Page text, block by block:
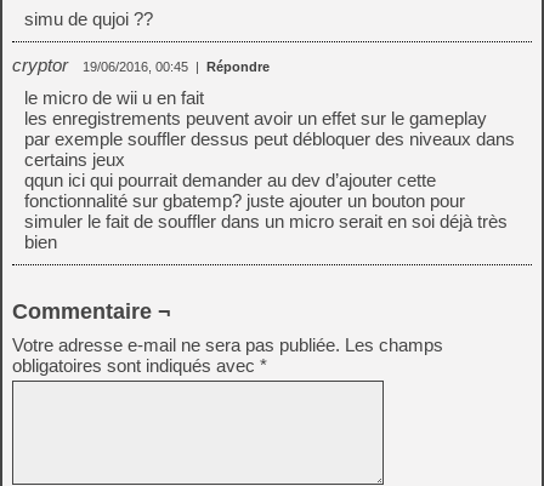
simu de qujoi ??
cryptor 19/06/2016, 00:45 | Répondre
le micro de wii u en fait
les enregistrements peuvent avoir un effet sur le gameplay
par exemple souffler dessus peut débloquer des niveaux dans
certains jeux
qqun ici qui pourrait demander au dev d’ajouter cette
fonctionnalité sur gbatemp? juste ajouter un bouton pour
simuler le fait de souffler dans un micro serait en soi déjà très
bien
Commentaire ¬
Votre adresse e-mail ne sera pas publiée. Les champs
obligatoires sont indiqués avec *